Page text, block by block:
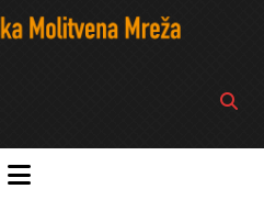
Open
bar
open
menu